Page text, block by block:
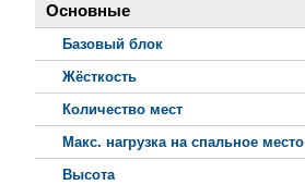
Основные
Базовый блок
Жёсткость
Количество мест
Макс. нагрузка на спальное место
Высота